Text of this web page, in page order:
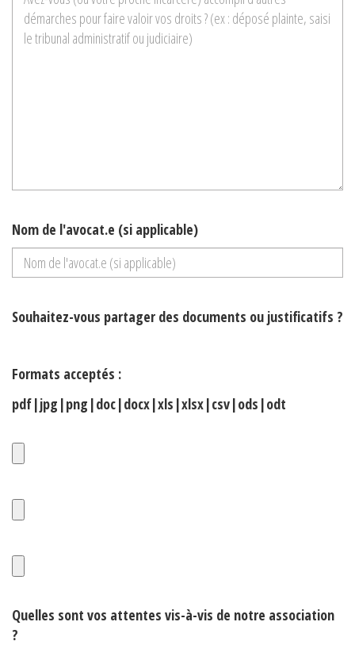
Nom de l'avocat.e (si applicable)
Souhaitez-vous partager des documents ou justificatifs ?
Formats acceptés :
pdf|jpg|png|doc|docx|xls|xlsx|csv|ods|odt
Quelles sont vos attentes vis-à-vis de notre association
?